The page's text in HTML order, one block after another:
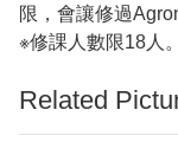
限，會讓修過
※修課人數限18人。
Related